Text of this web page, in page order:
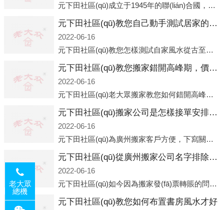
元下田社區(qū)成立于1945年的聯(lián)合國，經(jīng)過幾十年的發(fā)展，如今擁有193個成員國。擁有如此眾多會員國的聯(lián)合國，可以說是世界上最具代表性的國際組織，也是世界上分量最重、有著較高話語權的國際組織。但以美國為首的西方國家
元下田社區(qū)教您自己動手測試居家的風水
2022-06-16
元下田社區(qū)教您怎樣測試自家風水從古至今，世界各地的人們都在研究人在乾坤中的位置以及它們所形成的關系。通過探究季節(jié)轉換、星象變化，并且在所觀測到的自然規(guī)律的指導下，人們開始認識到居住在不同住宅中的人，其一生中的財
元下田社區(qū)教您搬家錯開高峰期，價格還可優(yōu)惠！
2022-06-16
元下田社區(qū)老大眾搬家教您如何錯開高峰期：如何錯開高峰期搬家，老大眾搬家做了一些電話數(shù)據(jù)統(tǒng)計和分析，發(fā)現(xiàn)市民中午2點左右訪問網(wǎng)站的人是最多的，電話咨詢是早上9點左右是最多的，預約搬家周六和周日是最多的，網(wǎng)上QQ微
元下田社區(qū)搬家公司是怎樣接單安排流程的？
2022-06-16
元下田社區(qū)為廣州搬家客戶方便，下寫關于我老大眾搬家公司接單的流程，九條給搬家朋友參考，了解搬家公司工序，免去搬家時的沒有準備好的工作，給您及時快速的搬好家。一．電話咨詢：專人接待客戶電話咨詢，初步了解客戶搬 家
元下田社區(qū)從廣州搬家公司名字排除法選正規(guī)公司
2022-06-16
元下田社區(qū)如今因為搬家發(fā)票轉賬的問題，大部分搬家公司都已經(jīng)注冊了營業(yè)執(zhí)照，早5年前基本上所謂的搬家公司都是無注冊狀態(tài)也就是無照營業(yè)，由于企業(yè)注冊量大增所以各種企業(yè)信息展示平臺如雨后春筍般遍地開花，如：天眼查，企
元下田社區(qū)教您如何布置書房風水才好
老大眾
總機